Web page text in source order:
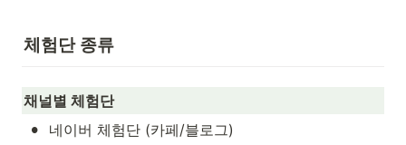
체험단 종류
채널별 체험단
• 네이버 체험단 (카페/블로그)